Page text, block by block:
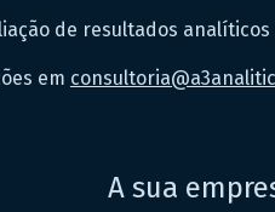
de resultados analíticos
em
A sua